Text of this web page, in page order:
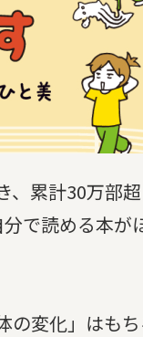
累計30万部
で読める本が
の変化」はも